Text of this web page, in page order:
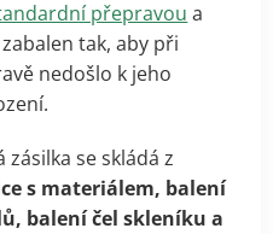
přepravou a
tak, aby při
nedošlo k jeho
zásilka se skládá z
s materiálem, balení
balení čel skleníku a